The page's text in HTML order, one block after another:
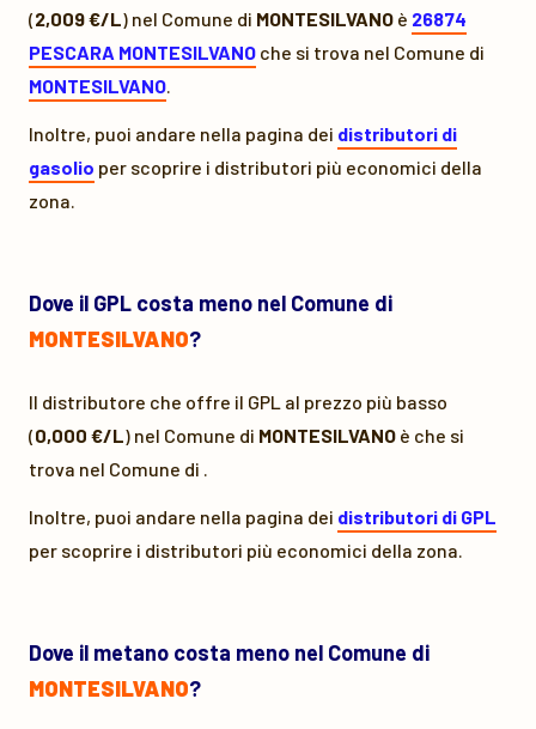
(2,009 €/L) nel Comune di MONTESILVANO è 26874
PESCARA MONTESILVANO che si trova nel Comune di
MONTESILVANO.
Inoltre, puoi andare nella pagina dei distributori di
gasolio per scoprire i distributori più economici della
zona.
Dove il GPL costa meno nel Comune di
MONTESILVANO?
Il distributore che offre il GPL al prezzo più basso
(0,000 €/L) nel Comune di MONTESILVANO è che si
trova nel Comune di .
Inoltre, puoi andare nella pagina dei distributori di GPL
per scoprire i distributori più economici della zona.
Dove il metano costa meno nel Comune di
MONTESILVANO?